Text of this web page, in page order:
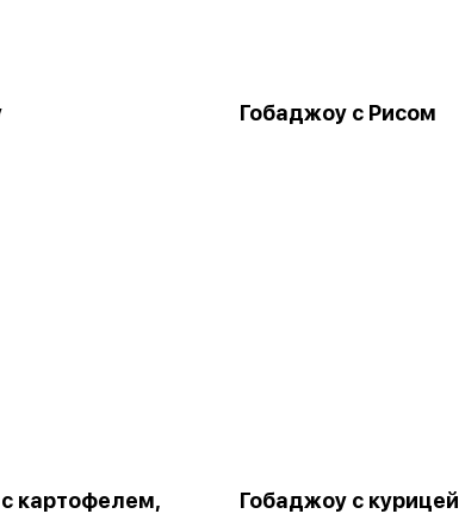
Гобаджоу с Рисом
картофелем,
Гобаджоу с курицей